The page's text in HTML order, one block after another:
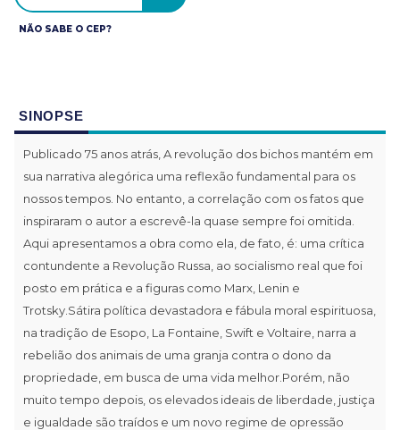
NÃO SABE O CEP?
SINOPSE
Publicado 75 anos atrás, A revolução dos bichos mantém em
sua narrativa alegórica uma reflexão fundamental para os
nossos tempos. No entanto, a correlação com os fatos que
inspiraram o autor a escrevê-la quase sempre foi omitida.
Aqui apresentamos a obra como ela, de fato, é: uma crítica
contundente a Revolução Russa, ao socialismo real que foi
posto em prática e a figuras como Marx, Lenin e
Trotsky.Sátira política devastadora e fábula moral espirituosa,
na tradição de Esopo, La Fontaine, Swift e Voltaire, narra a
rebelião dos animais de uma granja contra o dono da
propriedade, em busca de uma vida melhor.Porém, não
muito tempo depois, os elevados ideais de liberdade, justiça
e igualdade são traídos e um novo regime de opressão